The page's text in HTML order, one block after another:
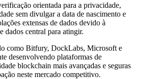
orientada para a privacidade,
sem divulgar a data de nascimento e
extensas de dados devido à
dados central para atingir.
como Bitfury, DockLabs, Microsoft e
desenvolvendo plataformas de
blockchain mais avançadas e seguras
neste mercado competitivo.